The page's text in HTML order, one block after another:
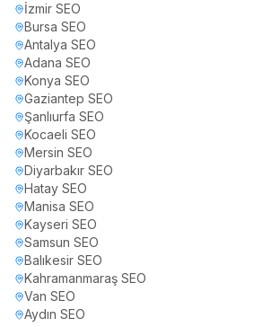
İzmir SEO
Bursa SEO
Antalya SEO
Adana SEO
Konya SEO
Gaziantep SEO
Şanlıurfa SEO
Kocaeli SEO
Mersin SEO
Diyarbakır SEO
Hatay SEO
Manisa SEO
Kayseri SEO
Samsun SEO
Balıkesir SEO
Kahramanmaraş SEO
Van SEO
Aydın SEO